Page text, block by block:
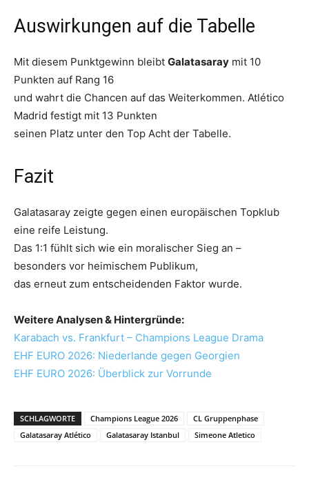
Auswirkungen auf die Tabelle
Mit diesem Punktgewinn bleibt Galatasaray mit 10
Punkten auf Rang 16
und wahrt die Chancen auf das Weiterkommen. Atlético
Madrid festigt mit 13 Punkten
seinen Platz unter den Top Acht der Tabelle.
Fazit
Galatasaray zeigte gegen einen europäischen Topklub
eine reife Leistung.
Das 1:1 fühlt sich wie ein moralischer Sieg an –
besonders vor heimischem Publikum,
das erneut zum entscheidenden Faktor wurde.
Weitere Analysen & Hintergründe:
Karabach vs. Frankfurt – Champions League Drama
EHF EURO 2026: Niederlande gegen Georgien
EHF EURO 2026: Überblick zur Vorrunde
SCHLAGWORTE Champions League 2026
CL Gruppenphase
Galatasaray Atlético
Galatasaray Istanbul Simeone Atletico